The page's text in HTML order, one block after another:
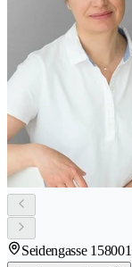
Seidengasse 15